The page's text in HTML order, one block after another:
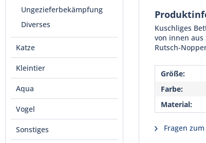
Ungezieferbekämpfung
Diverses
Katze
Kleintier
Aqua
Vogel
Sonstiges
Kuschliges
von innen
Rutsch-
Größe:
Farbe:
Material:
Fragen